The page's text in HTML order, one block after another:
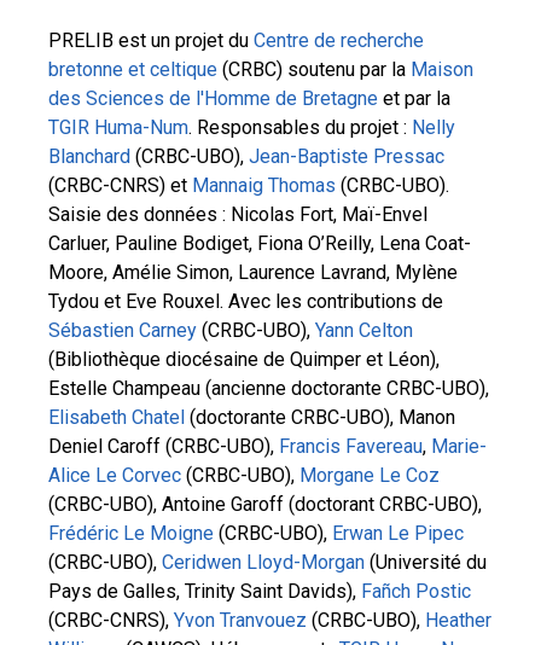
PRELIB est un projet du Centre de recherche
bretonne et celtique (CRBC) soutenu par la Maison
des Sciences de l'Homme de Bretagne et par la
TGIR Huma-Num. Responsables du projet : Nelly
Blanchard (CRBC-UBO), Jean-Baptiste Pressac
(CRBC-CNRS) et Mannaig Thomas (CRBC-UBO).
Saisie des données : Nicolas Fort, Maï-Envel
Carluer, Pauline Bodiget, Fiona O’Reilly, Lena Coat-
Moore, Amélie Simon, Laurence Lavrand, Mylène
Tydou et Eve Rouxel. Avec les contributions de
Sébastien Carney (CRBC-UBO), Yann Celton
(Bibliothèque diocésaine de Quimper et Léon),
Estelle Champeau (ancienne doctorante CRBC-UBO),
Elisabeth Chatel (doctorante CRBC-UBO), Manon
Deniel Caroff (CRBC-UBO), Francis Favereau, Marie-
Alice Le Corvec (CRBC-UBO), Morgane Le Coz
(CRBC-UBO), Antoine Garoff (doctorant CRBC-UBO),
Frédéric Le Moigne (CRBC-UBO), Erwan Le Pipec
(CRBC-UBO), Ceridwen Lloyd-Morgan (Université du
Pays de Galles, Trinity Saint Davids), Fañch Postic
(CRBC-CNRS), Yvon Tranvouez (CRBC-UBO), Heather